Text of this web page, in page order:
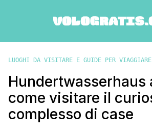
LUOGHI DA VISITARE E GUIDE PER VIAGGIARE
Hundertwasserhaus
come visitare il
complesso di case